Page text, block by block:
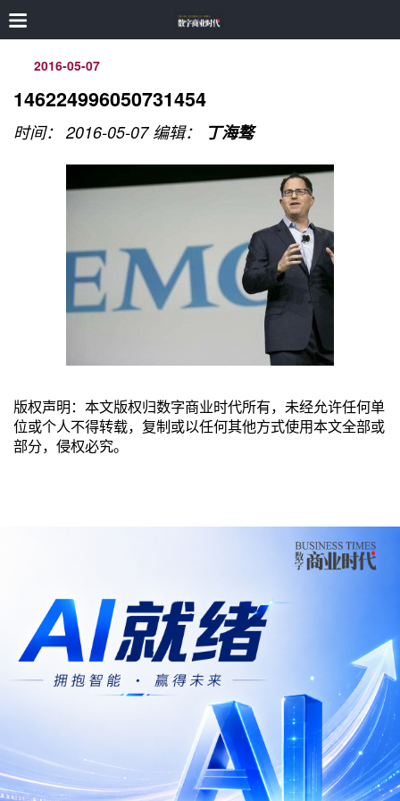
2016-05-07
146224996050731454
时间： 2016-05-07 编辑： 丁海骜
版权声明：本文版权归数字商业时代所有，未经允许任何单
位或个人不得转载，复制或以任何其他方式使用本文全部或
部分，侵权必究。